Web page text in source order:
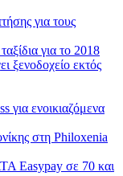
για τους
για το 2018
ξενοδοχείο εκτός
για ενοικιαζόμενα
στη Philoxenia
Easypay σε 70 και